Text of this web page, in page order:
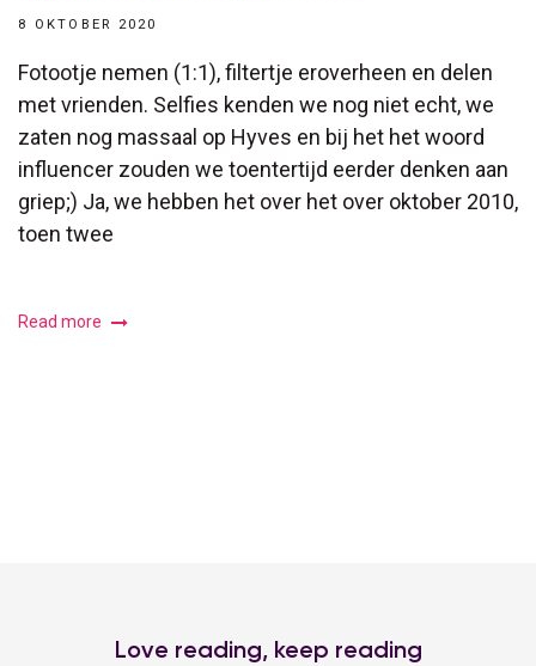
8 OKTOBER 2020
Fotootje nemen (1:1), filtertje eroverheen en delen
met vrienden. Selfies kenden we nog niet echt, we
zaten nog massaal op Hyves en bij het het woord
influencer zouden we toentertijd eerder denken aan
griep;) Ja, we hebben het over het over oktober 2010,
toen twee
Read more
Love reading, keep reading